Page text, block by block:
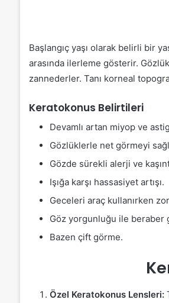
Başlangıç yaşı olarak belirli bir
arasında ilerleme gösterir.
zannederler. Tanı korneal
Keratokonus Belirtileri
Devamlı artan miyop ve
Gözlüklerle net görmeyi
Gözde sürekli alerji ve
Işığa karşı hassasiyet artışı.
Geceleri araç kullanırken
Göz yorgunluğu ile beraber
Bazen çift görme.
Özel Keratokonus Lensleri: